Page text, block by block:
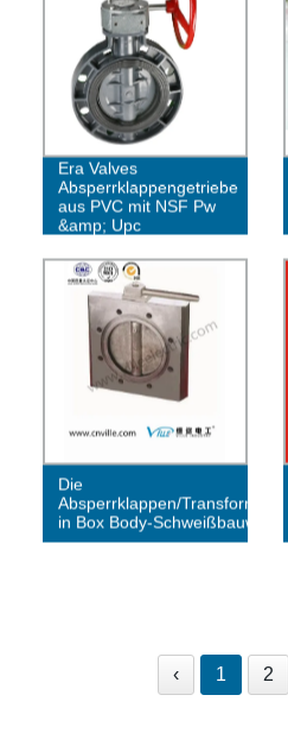
Era Valves
Absperrklappengetriebe
aus PVC mit NSF Pw
&amp; Upc
Die
Absperrklappen/
in Box Body-Schweißbauweise
‹ 1 2